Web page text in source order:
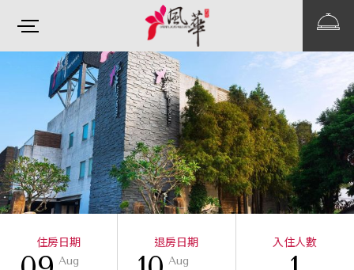
住房日期
Aug
退房日期
Aug
入住人數